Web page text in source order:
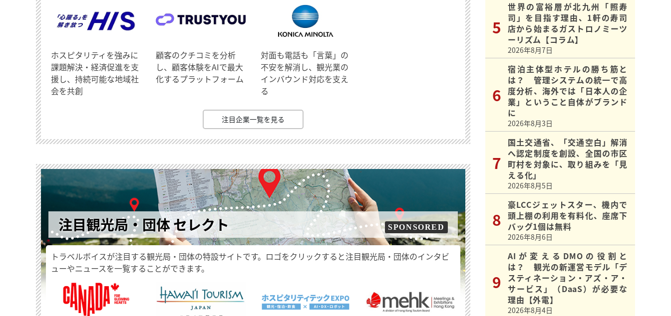
ホスピタリティを強みに
課題解決・経済促進を支
援し、持続可能な地域社
会を共創
顧客のクチコミを分析
し、顧客体験をAIで最大
化するプラットフォーム
対面も電話も「言葉」の
不安を解消し、観光業の
インバウンド対応を支え
る
注目企業一覧を見る
注目観光局・団体 セレクト SPONSORED
トラベルボイスが注目する観光局・団体の特設サイトです。ロゴをクリックすると注目観光局・団体のインタビ
ューやニュースを一覧することができます。
世界の富裕層が北九州「照寿
司」を目指す理由、1軒の寿司
店から始まるガストロノミーツ
ーリズム【コラム】
2026年8月7日
宿泊主体型ホテルの勝ち筋と
は？ 管理システムの統一で高
度分析、海外では「日本人の企
業」ということ自体がブランド
に
2026年8月3日
国土交通省、「交通空白」解消
へ認定制度を創設、全国の市区
町村を対象に、取り組みを「見
える化」
2026年8月5日
豪LCCジェットスター、機内で
頭上棚の利用を有料化、座席下
バッグ1個は無料
2026年8月6日
AIが変えるDMOの役割と
は？ 観光の新運営モデル「デ
スティネーション・アズ・ア・
サービス」（DaaS）が必要な
理由【外電】
2026年8月4日